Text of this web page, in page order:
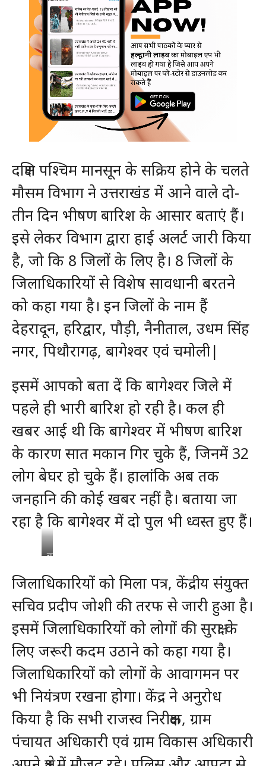
दक्षिण पश्चिम मानसून के सक्रिय होने के चलते
मौसम विभाग ने उत्तराखंड में आने वाले दो-
तीन दिन भीषण बारिश के आसार बताएं हैं।
इसे लेकर विभाग द्वारा हाई अलर्ट जारी किया
है, जो कि 8 जिलों के लिए है। 8 जिलों के
जिलाधिकारियों से विशेष सावधानी बरतने
को कहा गया है। इन जिलों के नाम हैं
देहरादून, हरिद्वार, पौड़ी, नैनीताल, उधम सिंह
नगर, पिथौरागढ़, बागेश्वर एवं चमोली|
इसमें आपको बता दें कि बागेश्वर जिले में
पहले ही भारी बारिश हो रही है। कल ही
खबर आई थी कि बागेश्वर में भीषण बारिश
के कारण सात मकान गिर चुके हैं, जिनमें 32
लोग बेघर हो चुके हैं। हालांकि अब तक
जनहानि की कोई खबर नहीं है। बताया जा
रहा है कि बागेश्वर में दो पुल भी ध्वस्त हुए हैं।
बागेश्वर
जिलाधिकारियों को मिला पत्र, केंद्रीय संयुक्त
सचिव प्रदीप जोशी की तरफ से जारी हुआ है।
इसमें जिलाधिकारियों को लोगों की सुरक्षा के
लिए जरूरी कदम उठाने को कहा गया है।
जिलाधिकारियों को लोगों के आवागमन पर
भी नियंत्रण रखना होगा। केंद्र ने अनुरोध
किया है कि सभी राजस्व निरीक्षक, ग्राम
पंचायत अधिकारी एवं ग्राम विकास अधिकारी